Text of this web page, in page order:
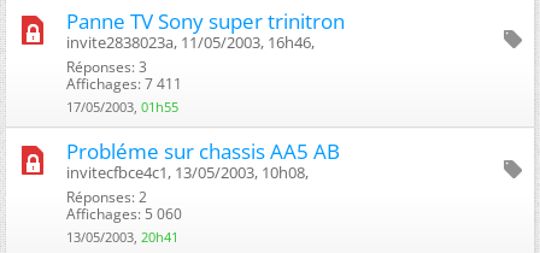
Panne TV Sony super trinitron
invite2838023a, 11/05/2003, 16h46, ‎
Réponses: 3
Affichages: 7 411
17/05/2003, 01h55
Probléme sur chassis AA5 AB
invitecfbce4c1, 13/05/2003, 10h08, ‎
Réponses: 2
Affichages: 5 060
13/05/2003, 20h41